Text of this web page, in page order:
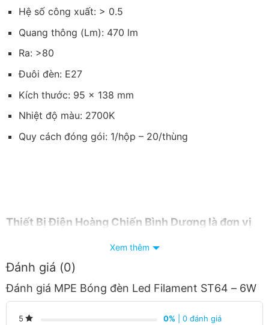
Hệ số công xuất: > 0.5
Quang thông (Lm): 470 lm
Ra: >80
Đuôi đèn: E27
Kích thước: 95 x 138 mm
Nhiệt độ màu: 2700K
Quy cách đóng gói: 1/hộp – 20/thùng
Thiết Bị Điện Hoàng Chiến Bình Dương là đơn vị
Giá cạnh tranh nhất trong khu vực.
Giao hàng nhanh chóng.
Xem thêm
Đánh giá (0)
Đánh giá MPE Bóng đèn Led Filament ST64 – 6W
5 0% | 0 đánh giá